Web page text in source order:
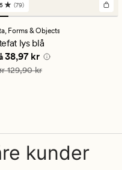
79
en
gjennomsnittlig
5 (79)
Forms & Objects
lys blå
pris
38,97 kr
pris 129,90 kr
129,90 kr
kunder